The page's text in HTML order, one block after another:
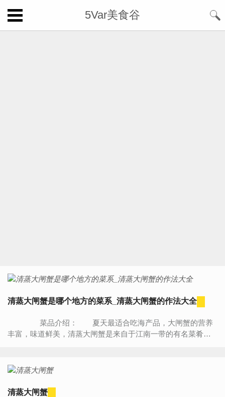
5Var美食谷
清蒸大闸蟹是哪个地方的菜系_清蒸大闸蟹的作法大全
菜品介绍： 夏天最适合吃海产品，大闸蟹的营养
丰富，味道鲜美，清蒸大闸蟹是来自于江南一带的有名菜肴，
清蒸大闸蟹